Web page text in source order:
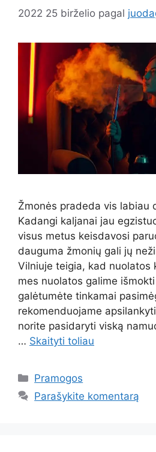
2022 25 birželio pagal
Žmonės pradeda vis labiau
Kadangi kaljanai jau
visus metus keisdavosi
dauguma žmonių gali jų
Vilniuje teigia, kad nuolatos
mes nuolatos galime
galėtumėte tinkamai
rekomenduojame
norite pasidaryti viską
… Skaityti toliau
Kategorijos
Pramogos
Parašykite komentarą